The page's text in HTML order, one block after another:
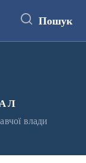
Пошук
влади